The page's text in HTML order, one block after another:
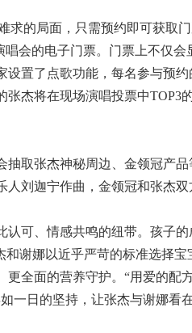
求的局面，只需预约即可获取
唱会的电子门票。门票上不仅
置了点歌功能，每名参与预
杰将在现场演唱投票中TOP3的
取张杰神秘周边、金领冠产
刘迦宁作曲，金领冠和张杰
可、情感共鸣的纽带。孩子
谢娜以近乎严苛的标准选择
全面的营养守护。“用爱的配
一日的坚持，让张杰与谢娜看